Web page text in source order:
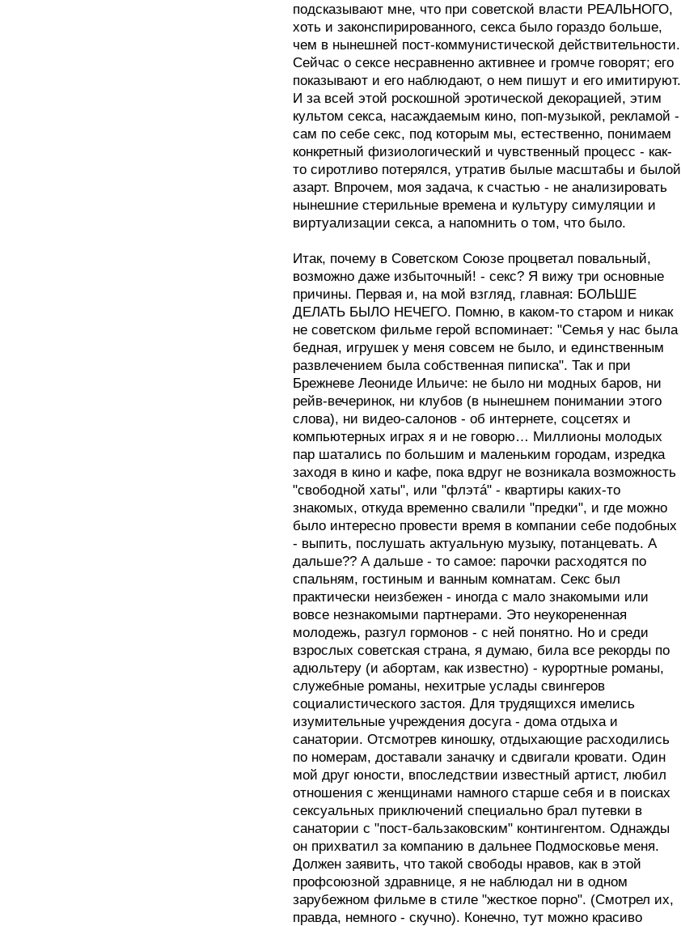
подсказывают мне, что при советской власти РЕАЛЬНОГО,
хоть и законспирированного, секса было гораздо больше,
чем в нынешней пост-коммунистической действительности.
Сейчас о сексе несравненно активнее и громче говорят; его
показывают и его наблюдают, о нем пишут и его имитируют.
И за всей этой роскошной эротической декорацией, этим
культом секса, насаждаемым кино, поп-музыкой, рекламой -
сам по себе секс, под которым мы, естественно, понимаем
конкретный физиологический и чувственный процесс - как-
то сиротливо потерялся, утратив былые масштабы и былой
азарт. Впрочем, моя задача, к счастью - не анализировать
нынешние стерильные времена и культуру симуляции и
виртуализации секса, а напомнить о том, что было.
Итак, почему в Советском Союзе процветал повальный,
возможно даже избыточный! - секс? Я вижу три основные
причины. Первая и, на мой взгляд, главная: БОЛЬШЕ
ДЕЛАТЬ БЫЛО НЕЧЕГО. Помню, в каком-то старом и никак
не советском фильме герой вспоминает: "Семья у нас была
бедная, игрушек у меня совсем не было, и единственным
развлечением была собственная пиписка". Так и при
Брежневе Леониде Ильиче: не было ни модных баров, ни
рейв-вечеринок, ни клубов (в нынешнем понимании этого
слова), ни видео-салонов - об интернете, соцсетях и
компьютерных играх я и не говорю… Миллионы молодых
пар шатались по большим и маленьким городам, изредка
заходя в кино и кафе, пока вдруг не возникала возможность
"свободной хаты", или "флэтá" - квартиры каких-то
знакомых, откуда временно свалили "предки", и где можно
было интересно провести время в компании себе подобных
- выпить, послушать актуальную музыку, потанцевать. А
дальше?? А дальше - то самое: парочки расходятся по
спальням, гостиным и ванным комнатам. Секс был
практически неизбежен - иногда с мало знакомыми или
вовсе незнакомыми партнерами. Это неукорененная
молодежь, разгул гормонов - с ней понятно. Но и среди
взрослых советская страна, я думаю, била все рекорды по
адюльтеру (и абортам, как известно) - курортные романы,
служебные романы, нехитрые услады свингеров
социалистического застоя. Для трудящихся имелись
изумительные учреждения досуга - дома отдыха и
санатории. Отсмотрев киношку, отдыхающие расходились
по номерам, доставали заначку и сдвигали кровати. Один
мой друг юности, впоследствии известный артист, любил
отношения с женщинами намного старше себя и в поисках
сексуальных приключений специально брал путевки в
санатории с "пост-бальзаковским" контингентом. Однажды
он прихватил за компанию в дальнее Подмосковье меня.
Должен заявить, что такой свободы нравов, как в этой
профсоюзной здравнице, я не наблюдал ни в одном
зарубежном фильме в стиле "жесткое порно". (Смотрел их,
правда, немного - скучно). Конечно, тут можно красиво